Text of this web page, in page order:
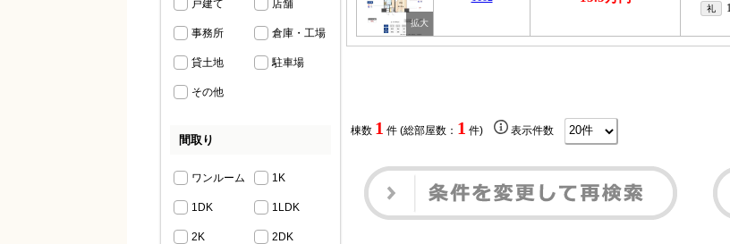
礼
棟数 1 件 (総部屋数： 1 件) 表示件数
戸建て 店舗
事務所 倉庫・工場
貸土地 駐車場
その他
間取り
ワンルーム 1K
1DK 1LDK
2K 2DK